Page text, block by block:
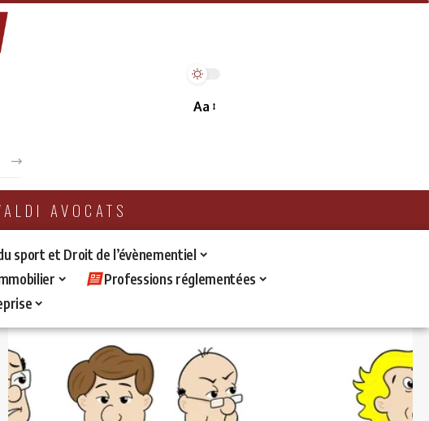
Aa
AVOCATS
sport et Droit de l’évènementiel
Professions réglementées